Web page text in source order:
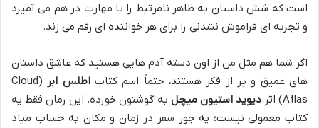
است که شش داستان به ظاهر نامرتبط را با مهارت در هم می آمیزد
و تجربه ای فراموش نشدنی را برای هر خواننده ای رقم می زند.
اگر شما هم مثل من از اون دسته آدم هایی هستید که عاشق داستان
های عمیق و پر از فکر هستند، حتماً اسم کتاباطلس ابر
(Cloud
Atlas) اثر
دیوید استیون میچل به گوشتون خورده. این رمان فقط یه
کتاب معمولی نیست؛ یه جور سفر در زمان و مکان به حساب میاد